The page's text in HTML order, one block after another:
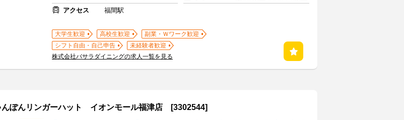
アクセス
福間駅
大学生歓迎 高校生歓迎
副業・Ｗワーク歓迎
シフト自由・自己申告
未経験者歓迎
株式会社バサラダイニングの求人一覧を見る
んぽんリンガーハット イオンモール福津店 [3302544]